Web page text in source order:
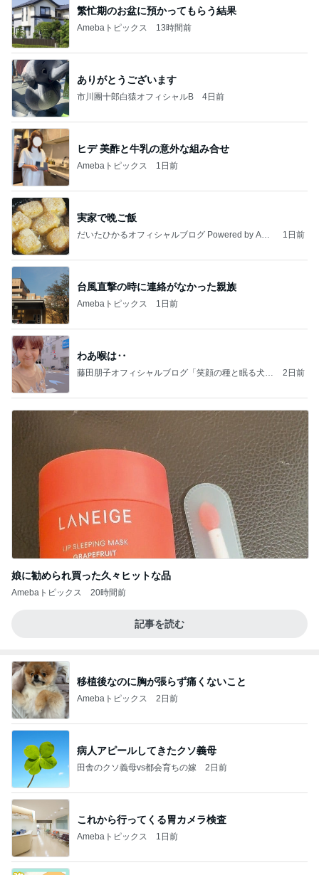
繁忙期のお盆に預かってもらう結果
Amebaトピックス 13時間前
ありがとうございます
市川團十郎白猿オフィシャルB 4日前
ヒデ 美酢と牛乳の意外な組み合せ
Amebaトピックス 1日前
実家で晩ご飯
だいたひかるオフィシャルブログ Powered by Ame
1日前
台風直撃の時に連絡がなかった親族
Amebaトピックス 1日前
わあ喉は‥
藤田朋子オフィシャルブログ「笑顔の種と眠る犬」
2日前
娘に勧められ買った久々ヒットな品
Amebaトピックス 20時間前
記事を読む
移植後なのに胸が張らず痛くないこと
Amebaトピックス 2日前
病人アピールしてきたクソ義母
田舎のクソ義母vs都会育ちの嫁 2日前
これから行ってくる胃カメラ検査
Amebaトピックス 1日前